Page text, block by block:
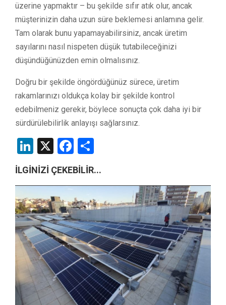
üzerine yapmaktır – bu şekilde sıfır atık olur, ancak
müşterinizin daha uzun süre beklemesi anlamına gelir.
Tam olarak bunu yapamayabilirsiniz, ancak üretim
sayılarını nasıl nispeten düşük tutabileceğinizi
düşündüğünüzden emin olmalısınız.
Doğru bir şekilde öngördüğünüz sürece, üretim
rakamlarınızı oldukça kolay bir şekilde kontrol
edebilmeniz gerekir, böylece sonuçta çok daha iyi bir
sürdürülebilirlik anlayışı sağlarsınız.
LinkedIn
X Facebook
İLGİNİZİ ÇEKEBİLİR...